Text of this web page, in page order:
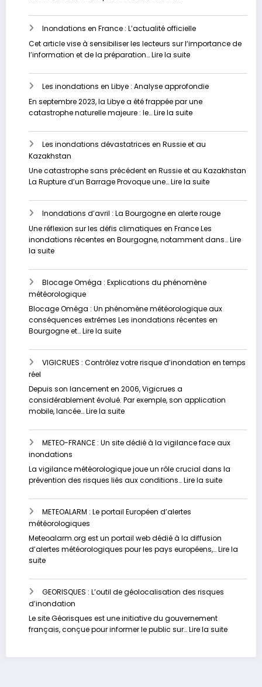
Innovantes
pour
les
Inondations
et
Réaction
:
Les
inondations
en
Inondations en France : L’actualité officielle
Cet article vise à sensibiliser les lecteurs sur l’importance de
l’information et de la préparation…Lire la suite:
en
France
:
L’actualité
Les inondations en Libye : Analyse approfondie
En septembre 2023, la Libye a été frappée par une
catastrophe naturelle majeure : le…Lire la suite:
inondations
en
:
Analyse
Les inondations dévastatrices en Russie et au
Kazakhstan
Une catastrophe sans précédent en Russie et au Kazakhstan
La Rupture d’un Barrage Provoque une…Lire la suite:
inondations
dévastatrices
en
Russie
Kazakhstan
Inondations d’avril : La Bourgogne en alerte rouge
Une réflexion sur les défis climatiques en France Les
inondations récentes en Bourgogne, notamment dans…Lire
la suite:
d’avril
:
La
Bourgogne
en
alerte
Blocage Oméga : Explications du phénomène
météorologique
Blocage Oméga : Un phénomène météorologique aux
conséquences extrêmes Les inondations récentes en
Bourgogne et…Lire la suite:
Oméga
:
du
phénomène
météorologique
VIGICRUES : Contrôlez votre risque d’inondation en temps
réel
Depuis son lancement en 2006, Vigicrues a
considérablement évolué. Par exemple, son application
mobile, lancée…Lire la suite:
:
Contrôlez
risque
d’inondation
temps
réel
METEO-FRANCE : Un site dédié à la vigilance face aux
inondations
La vigilance météorologique joue un rôle crucial dans la
prévention des risques liés aux conditions…Lire la suite:
FRANCE
dédié
vigilance
face
METEOALARM : Le portail Européen d’alertes
météorologiques
Meteoalarm.org est un portail web dédié à la diffusion
d’alertes météorologiques pour les pays européens,…Lire la
suite:
:
Le
portail
Européen
d’alertes
GEORISQUES : L’outil de géolocalisation des risques
d’inondation
Le site Géorisques est une initiative du gouvernement
français, conçue pour informer le public sur…Lire la suite: